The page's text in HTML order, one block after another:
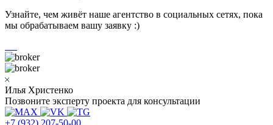
Узнайте, чем живёт наше агентство в социальных сетях, пока
мы обрабатываем вашу заявку :)
Илья Христенко
Позвоните эксперту проекта для консультации